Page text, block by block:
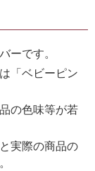
ーです。
「ベビーピン
の色味等が若
実際の商品の